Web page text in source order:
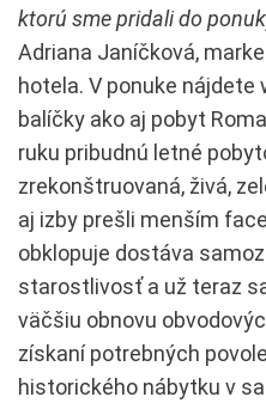
ktorú sme pridali do
Adriana Janíčková,
hotela. V ponuke
balíčky ako aj pobyt
ruku pribudnú letné
zrekonštruovaná, živá,
aj izby prešli menším
obklopuje dostáva
starostlivosť a už teraz
väčšiu obnovu
získaní potrebných
historického nábytku v